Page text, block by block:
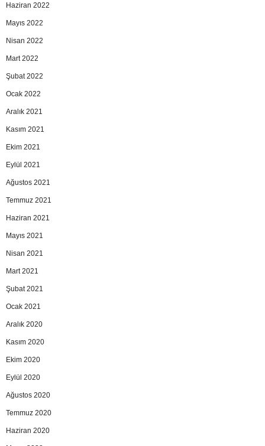
Haziran 2022
Mayıs 2022
Nisan 2022
Mart 2022
Şubat 2022
Ocak 2022
Aralık 2021
Kasım 2021
Ekim 2021
Eylül 2021
Ağustos 2021
Temmuz 2021
Haziran 2021
Mayıs 2021
Nisan 2021
Mart 2021
Şubat 2021
Ocak 2021
Aralık 2020
Kasım 2020
Ekim 2020
Eylül 2020
Ağustos 2020
Temmuz 2020
Haziran 2020